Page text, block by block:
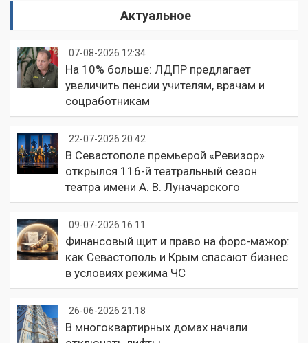
Актуальное
07-08-2026 12:34
На 10% больше: ЛДПР предлагает
увеличить пенсии учителям, врачам и
соцработникам
22-07-2026 20:42
В Севастополе премьерой «Ревизор»
открылся 116-й театральный сезон
театра имени А. В. Луначарского
09-07-2026 16:11
Финансовый щит и право на форс-мажор:
как Севастополь и Крым спасают бизнес
в условиях режима ЧС
26-06-2026 21:18
В многоквартирных домах начали